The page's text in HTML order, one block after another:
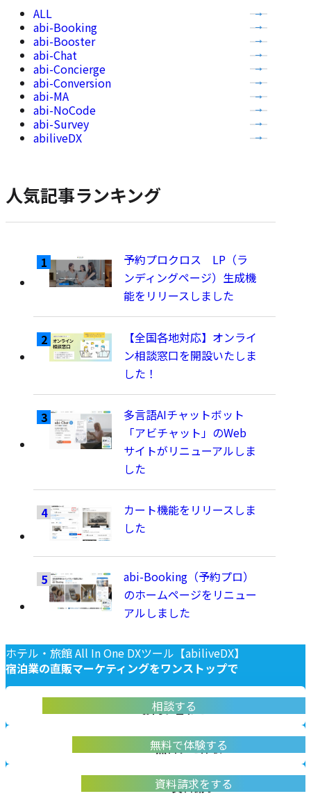
て
の
記
事
を
表
示
abi-Booking
abi-Booster
abi-Chat
abi-Concierge
abi-Conversion
abi-MA
abi-NoCode
abi-Survey
abiliveDX
人気記事ランキング
予約プロクロス LP（ラ
ンディングページ）生成機
能をリリースしました
【全国各地対応】オンライ
ン相談窓口を開設いたしま
した！
多言語AIチャットボット
「アビチャット」のWeb
サイトがリニューアルしま
した
カート機能をリリースしま
した
abi-Booking（予約プロ）
のホームページをリニュー
アルしました
ホテル・旅館 All In One DXツール【abiliveDX】
宿泊業の直販マーケティングをワンストップで
お問い合わせ
abiliveDX導入に関する不明点をお答えします
相談する
無料デモ体験
実際に操作して体験いただけます
無料で体験する
資料請求
abiliveDXの資料はこちらから
資料請求をする